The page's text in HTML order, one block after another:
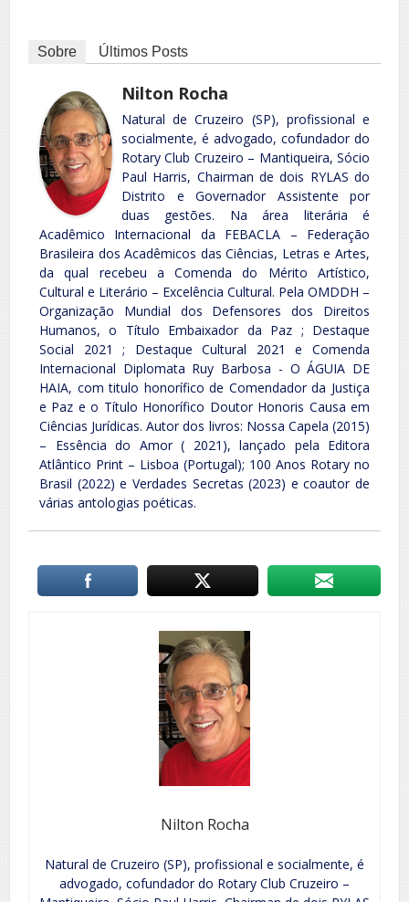
Sobre Últimos Posts
Nilton Rocha
Natural de Cruzeiro (SP), profissional e
socialmente, é advogado, cofundador do
Rotary Club Cruzeiro – Mantiqueira, Sócio
Paul Harris, Chairman de dois RYLAS do
Distrito e Governador Assistente por
duas gestões. Na área literária é
Acadêmico Internacional da FEBACLA – Federação
Brasileira dos Acadêmicos das Ciências, Letras e Artes,
da qual recebeu a Comenda do Mérito Artístico,
Cultural e Literário – Excelência Cultural. Pela OMDDH –
Organização Mundial dos Defensores dos Direitos
Humanos, o Título Embaixador da Paz ; Destaque
Social 2021 ; Destaque Cultural 2021 e Comenda
Internacional Diplomata Ruy Barbosa - O ÁGUIA DE
HAIA, com titulo honorífico de Comendador da Justiça
e Paz e o Título Honorífico Doutor Honoris Causa em
Ciências Jurídicas. Autor dos livros: Nossa Capela (2015)
– Essência do Amor ( 2021), lançado pela Editora
Atlântico Print – Lisboa (Portugal); 100 Anos Rotary no
Brasil (2022) e Verdades Secretas (2023) e coautor de
várias antologias poéticas.
Nilton Rocha
Natural de Cruzeiro (SP), profissional e socialmente, é
advogado, cofundador do Rotary Club Cruzeiro –